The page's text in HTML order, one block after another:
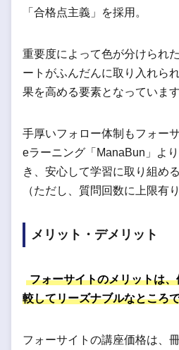
「合格点主義」を採用。
重要度によって色が分けられ
ートがふんだんに取り入れら
果を高める要素となっています
手厚いフォロー体制もフォー
eラーニング「ManaBun」よ
き、安心して学習に取り組め
（ただし、質問回数に上限有り
メリット・デメリット
フォーサイトのメリットは
較してリーズナブルなところ
フォーサイトの講座価格は、